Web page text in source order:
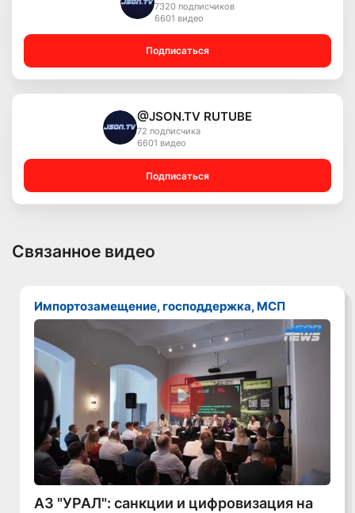
7320 подписчиков
6601 видео
Подписаться
@JSON.TV RUTUBE
72 подписчика
6601 видео
Подписаться
Связанное видео
Импортозамещение, господдержка, МСП
Смотреть видео
АЗ "УРАЛ": санкции и цифровизация на